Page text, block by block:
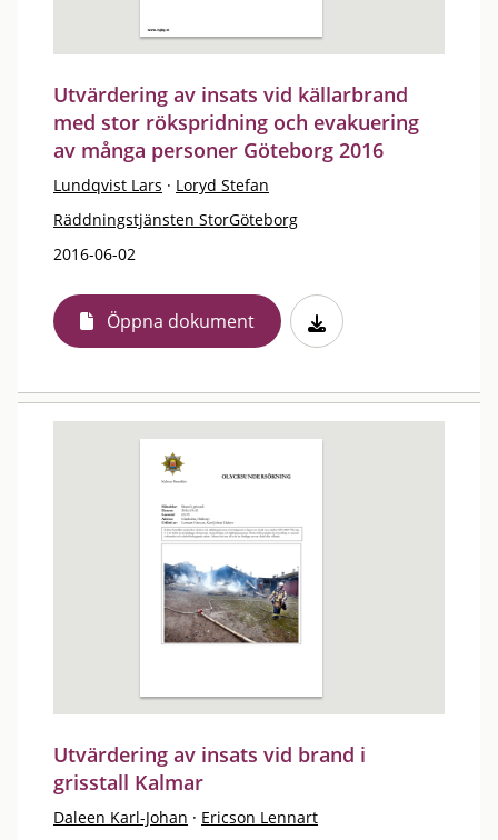
Utvärdering av insats vid källarbrand
med stor rökspridning och evakuering
av många personer Göteborg 2016
Lundqvist Lars · Loryd Stefan
Räddningstjänsten StorGöteborg
2016-06-02
Öppna dokument
Utvärdering av insats vid brand i
grisstall Kalmar
Daleen Karl-Johan · Ericson Lennart